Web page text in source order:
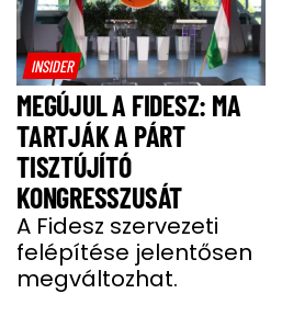
INSIDER
MEGÚJUL A FIDESZ: MA
TARTJÁK A PÁRT
TISZTÚJÍTÓ
KONGRESSZUSÁT
A Fidesz szervezeti
felépítése jelentősen
megváltozhat.